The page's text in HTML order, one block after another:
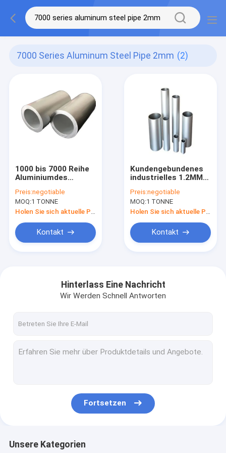
7000 Series Aluminum Steel Pipe 2mm (2)
1000 bis 7000 Reihe
Aluminiumdes
250mm Oval-
Aluminiumschlauch-
Preis:negotiable
MOQ:1 TONNE
Kontakt
Kundengebundenes
industrielles 1.2MM
Aluminiumrohr-
zylinderförmiges
Profil
Preis:negotiable
MOQ:1 TONNE
Kontakt
Hinterlass Eine Nachricht
Wir Werden Schnell Antworten
Fortsetzen
Unsere Kategorien